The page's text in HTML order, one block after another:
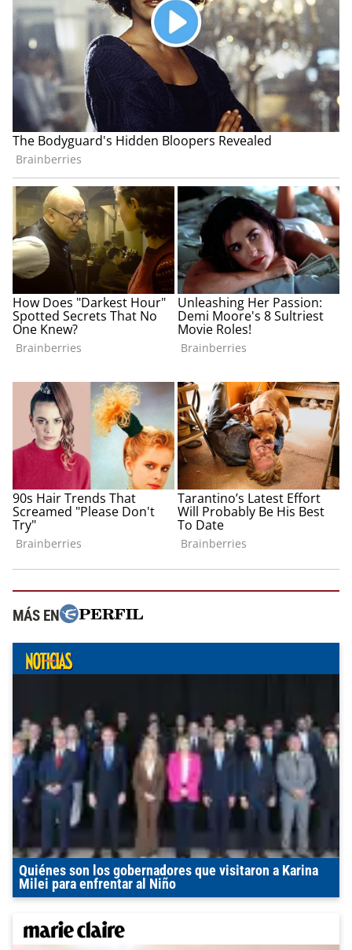
MÁS EN
Quiénes son los gobernadores que visitaron a Karina
Milei para enfrentar al Niño